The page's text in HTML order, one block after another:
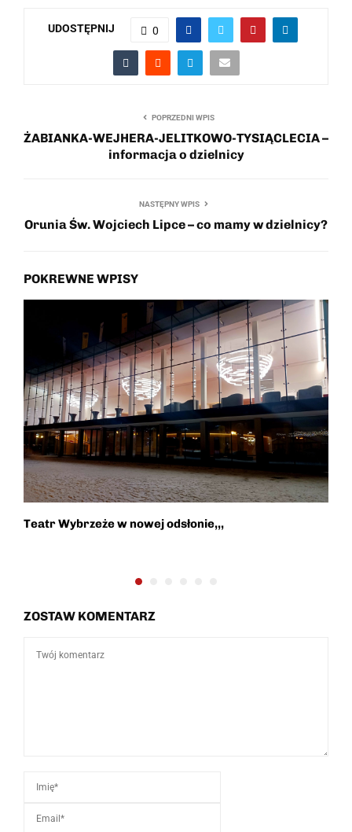
UDOSTĘPNIJ 0
POPRZEDNI WPIS
ŻABIANKA-WEJHERA-JELITKOWO-TYSIĄCLECIA –
informacja o dzielnicy
NASTĘPNY WPIS
Orunia Św. Wojciech Lipce – co mamy w dzielnicy?
POKREWNE WPISY
Teatr Wybrzeże w nowej odsłonie,,,
ZOSTAW KOMENTARZ